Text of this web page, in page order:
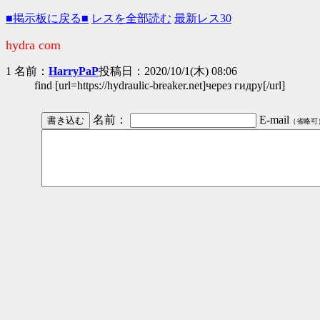
■掲示板に戻る■ レスを全部読む 最新レス30
hydra com
1 名前： HarryPaP投稿日：2020/10/1(木) 08:06
find [url=https://hydraulic-breaker.net]через гидру[/url]
名前： E-mail （省略可